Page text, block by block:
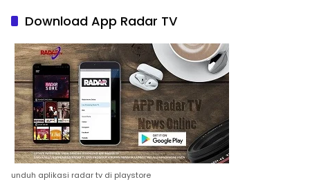
Download App Radar TV
unduh aplikasi radar tv di playstore